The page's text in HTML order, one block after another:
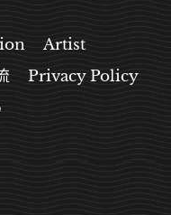
Artist
Privacy Policy